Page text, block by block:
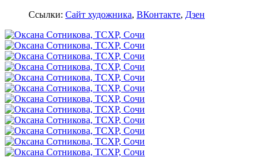
Ссылки: Сайт художника, ВКонтакте, Дзен